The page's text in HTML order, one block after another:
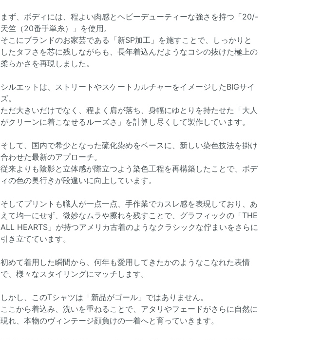
まず、ボディには、程よい肉感とヘビーデューティーな強さを持つ「20/-
天竺（20番手単糸）」を使用。
そこにブランドのお家芸である「新SP加工」を施すことで、しっかりと
したタフさを芯に残しながらも、長年着込んだようなコシの抜けた極上の
柔らかさを再現しました。
シルエットは、ストリートやスケートカルチャーをイメージしたBIGサイ
ズ。
ただ大きいだけでなく、程よく肩が落ち、身幅にゆとりを持たせた「大人
がクリーンに着こなせるルーズさ」を計算し尽くして製作しています。
そして、国内で希少となった硫化染めをベースに、新しい染色技法を掛け
合わせた最新のアプローチ。
従来よりも陰影と立体感が際立つよう染色工程を再構築したことで、ボデ
ィの色の奥行きが段違いに向上しています。
そしてプリントも職人が一点一点、手作業でカスレ感を表現しており、あ
えて均一にせず、微妙なムラや擦れを残すことで、グラフィックの「THE
ALL HEARTS」が持つアメリカ古着のようなクラシックな佇まいをさらに
引き立てています。
初めて着用した瞬間から、何年も愛用してきたかのようなこなれた表情
で、様々なスタイリングにマッチします。
しかし、このTシャツは「新品がゴール」ではありません。
ここから着込み、洗いを重ねることで、アタリやフェードがさらに自然に
現れ、本物のヴィンテージ顔負けの一着へと育っていきます。